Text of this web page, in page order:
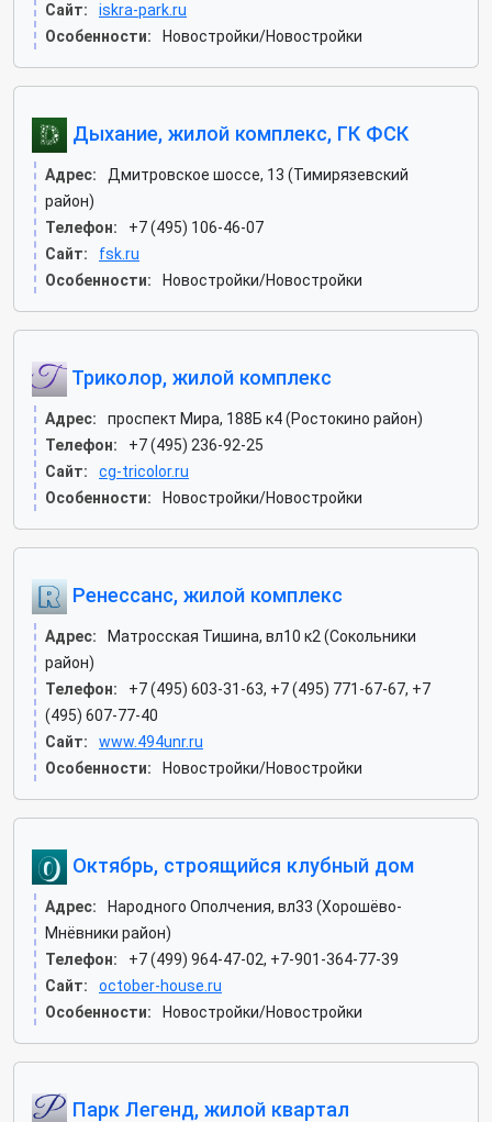
Сайт:
iskra-park.ru
Особенности:
Новостройки/Новостройки
Дыхание, жилой комплекс, ГК ФСК
Адрес:
Дмитровское шоссе, 13 (Тимирязевский
район)
Телефон:
+7 (495) 106-46-07
Сайт:
fsk.ru
Особенности:
Новостройки/Новостройки
Триколор, жилой комплекс
Адрес:
проспект Мира, 188Б к4 (Ростокино район)
Телефон:
+7 (495) 236-92-25
Сайт:
cg-tricolor.ru
Особенности:
Новостройки/Новостройки
Ренессанс, жилой комплекс
Адрес:
Матросская Тишина, вл10 к2 (Сокольники
район)
Телефон:
+7 (495) 603-31-63, +7 (495) 771-67-67, +7
(495) 607-77-40
Сайт:
www.494unr.ru
Особенности:
Новостройки/Новостройки
Октябрь, строящийся клубный дом
Адрес:
Народного Ополчения, вл33 (Хорошёво-
Мнёвники район)
Телефон:
+7 (499) 964-47-02, +7-901-364-77-39
Сайт:
october-house.ru
Особенности:
Новостройки/Новостройки
Парк Легенд, жилой квартал